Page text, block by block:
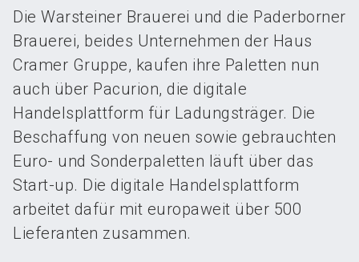
Die Warsteiner Brauerei und die Paderborner
Brauerei, beides Unternehmen der Haus
Cramer Gruppe, kaufen ihre Paletten nun
auch über Pacurion, die digitale
Handelsplattform für Ladungsträger. Die
Beschaffung von neuen sowie gebrauchten
Euro- und Sonderpaletten läuft über das
Start-up. Die digitale Handelsplattform
arbeitet dafür mit europaweit über 500
Lieferanten zusammen.